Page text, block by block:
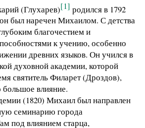
(Глухарев)[1] родился в 1792
был наречен Михаилом. С детства
благочестием и
к учению, особенно
древних языков. Он учился в
духовной академии, которой
святитель Филарет (Дроздов),
большое влияние.
(1820) Михаил был направлен
семинарию города
под влиянием старца,